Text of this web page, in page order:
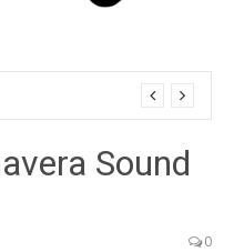
Sound
0